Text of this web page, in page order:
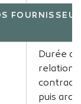
Durée
relation
puis